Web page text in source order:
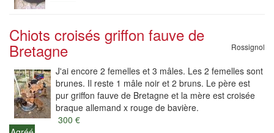
Chiots croisés griffon fauve de
Bretagne Rossignol
J'ai encore 2 femelles et 3 mâles. Les 2 femelles sont
brunes. Il reste 1 mâle noir et 2 bruns. Le père est
pur griffon fauve de Bretagne et la mère est croisée
braque allemand x rouge de bavière.
300 €